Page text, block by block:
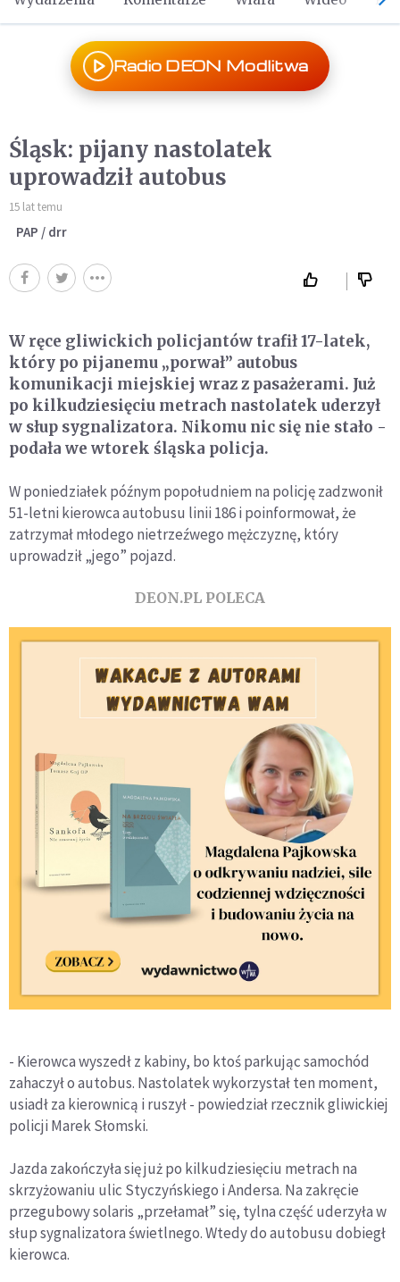
Radio DEON Modlitwa
Śląsk: pijany nastolatek
uprowadził autobus
15 lat temu
PAP / drr
W ręce gliwickich policjantów trafił 17-latek,
który po pijanemu „porwał” autobus
komunikacji miejskiej wraz z pasażerami. Już
po kilkudziesięciu metrach nastolatek uderzył
w słup sygnalizatora. Nikomu nic się nie stało -
podała we wtorek śląska policja.
W poniedziałek późnym popołudniem na policję zadzwonił
51-letni kierowca autobusu linii 186 i poinformował, że
zatrzymał młodego nietrzeźwego mężczyznę, który
uprowadził „jego” pojazd.
DEON.PL POLECA
- Kierowca wyszedł z kabiny, bo ktoś parkując samochód
zahaczył o autobus. Nastolatek wykorzystał ten moment,
usiadł za kierownicą i ruszył - powiedział rzecznik gliwickiej
policji Marek Słomski.
Jazda zakończyła się już po kilkudziesięciu metrach na
skrzyżowaniu ulic Styczyńskiego i Andersa. Na zakręcie
przegubowy solaris „przełamał” się, tylna część uderzyła w
słup sygnalizatora świetlnego. Wtedy do autobusu dobiegł
kierowca.